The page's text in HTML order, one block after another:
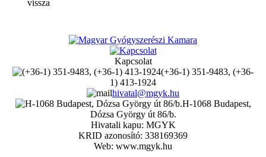
vissza
Kapcsolat
(+36-1) 351-9483, (+36-
1) 413-1924
hivatal@mgyk.hu
H-1068 Budapest,
Dózsa György út 86/b.
Hivatali kapu: MGYK
KRID azonosító: 338169369
Web: www.mgyk.hu